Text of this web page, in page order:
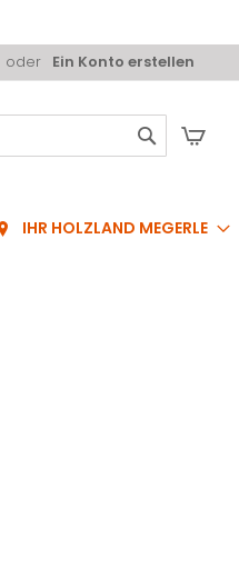
Ein Konto erstellen
IHR HOLZLAND MEGERLE